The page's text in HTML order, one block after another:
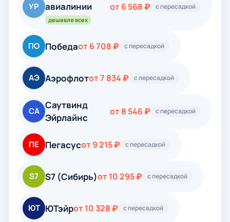
УР
авиалинии
дешевле всех
от 6 568 ₽ с пересадкой
ПО Победаот 6 708 ₽ с пересадкой
АЭ Аэрофлотот 7 834 ₽ с пересадкой
СА
Саутвинд
Эйрлайнс
от 8 546 ₽ с пересадкой
ПЕ Пегасусот 9 215 ₽ с пересадкой
S7 S7 (Сибирь)от 10 295 ₽ с пересадкой
ЮТ ЮТэйрот 10 328 ₽ с пересадкой